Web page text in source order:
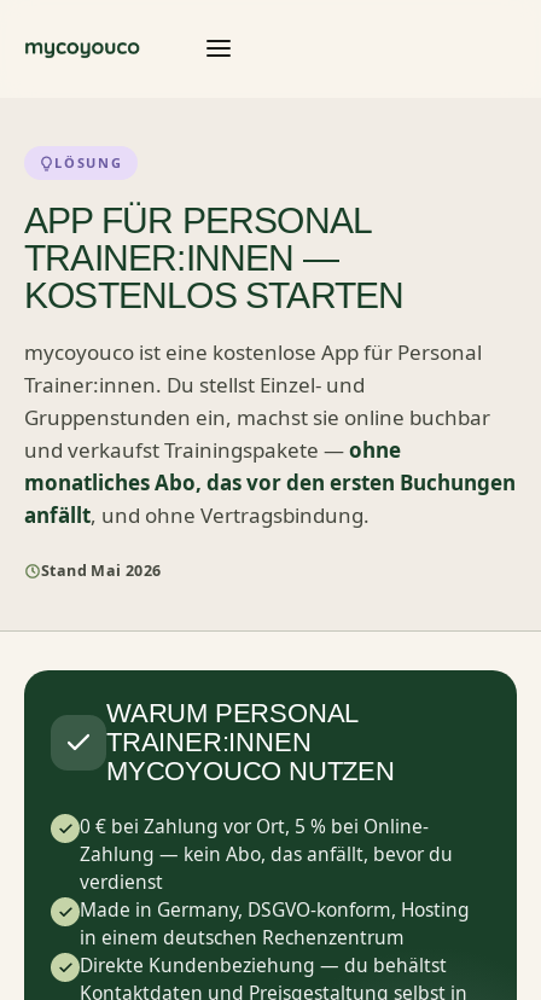
LÖSUNG
APP FÜR PERSONAL
TRAINER:INNEN —
KOSTENLOS STARTEN
mycoyouco ist eine kostenlose App für Personal
Trainer:innen. Du stellst Einzel- und
Gruppenstunden ein, machst sie online buchbar
und verkaufst Trainingspakete —ohne
monatliches Abo, das vor den ersten Buchungen
anfällt, und ohne Vertragsbindung.
Stand Mai 2026
WARUM PERSONAL
TRAINER:INNEN
MYCOYOUCO NUTZEN
0 € bei Zahlung vor Ort, 5 % bei Online-
Zahlung — kein Abo, das anfällt, bevor du
verdienst
Made in Germany, DSGVO-konform, Hosting
in einem deutschen Rechenzentrum
Direkte Kundenbeziehung — du behältst
Kontaktdaten und Preisgestaltung selbst in